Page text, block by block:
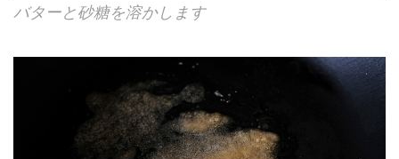
バターと砂糖を溶かします